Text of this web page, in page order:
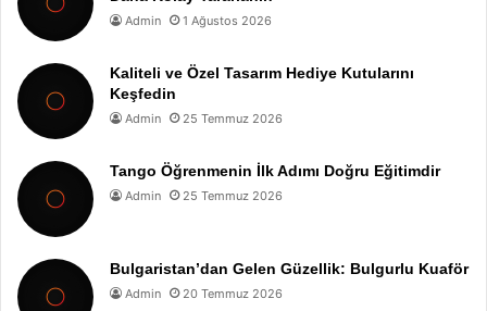
Admin 1 Ağustos 2026
Kaliteli ve Özel Tasarım Hediye Kutularını
Keşfedin
Admin 25 Temmuz 2026
Tango Öğrenmenin İlk Adımı Doğru Eğitimdir
Admin 25 Temmuz 2026
Bulgaristan’dan Gelen Güzellik: Bulgurlu Kuaför
Admin 20 Temmuz 2026